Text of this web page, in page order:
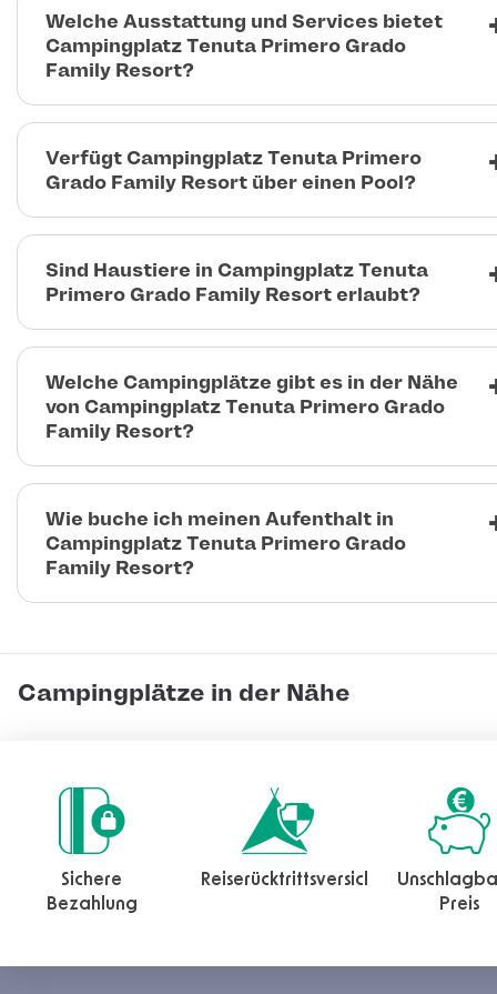
Welche Ausstattung und Services bietet
Campingplatz Tenuta Primero Grado
Family Resort?
Verfügt Campingplatz Tenuta Primero
Grado Family Resort über einen Pool?
Sind Haustiere in Campingplatz Tenuta
Primero Grado Family Resort erlaubt?
Welche Campingplätze gibt es in der Nähe
von Campingplatz Tenuta Primero Grado
Family Resort?
Wie buche ich meinen Aufenthalt in
Campingplatz Tenuta Primero Grado
Family Resort?
Campingplätze in der Nähe
Sichere
Bezahlung
Reiserücktrittsversicherung
Preis